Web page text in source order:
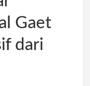
Gaet
dari